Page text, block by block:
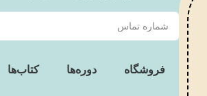
فروشگاه دوره‌ها کتاب‌ها